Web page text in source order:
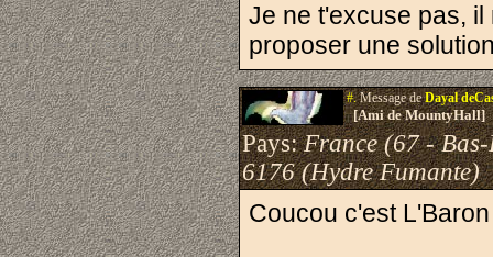
Je ne t'excuse pas,
proposer une
#.Message deDayal
[Ami de MountyHall]
Pays:France (67 -
6176 (Hydre Fumante)
Coucou c'est L'Baron